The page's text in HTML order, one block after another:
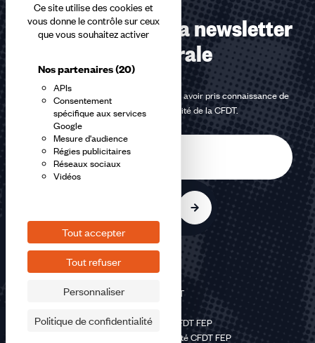
Ce site utilise des cookies et
vous donne le contrôle sur ceux
que vous souhaitez activer
Nos partenaires(20)
APIs
Consentement
spécifique aux services
Google
Mesure d'audience
Régies publicitaires
Réseaux sociaux
Vidéos
Tout accepter
Tout refuser
Personnaliser
Politique de confidentialité
Abonnez-vous à la newsletter
confédérale
En m'inscrivant à la newsletter, j'affirme avoir pris connaissance de
lapolitique de confidentialité de la CFDT.
©2026 CFDT
Mentions légales CFDT FEP
Politique de confidentialité CFDT FEP